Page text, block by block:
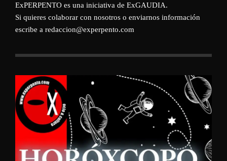
ExPERPENTO es una iniciativa de ExGAUDIA.
Si quieres colaborar con nosotros o enviarnos información
escribe a redaccion@experpento.com